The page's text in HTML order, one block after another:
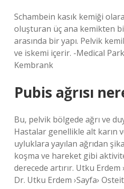
Schambein kasık kemiği
oluşturan üç ana kemikten
arasında bir yapı. Pelvik
ve iskemi içerir. -Medical
Kembrank
Pubis ağrısı
Bu, pelvik bölgede ağrı ve
Hastalar genellikle alt karın
uyluklara yayılan ağrıdan
koşma ve hareket gibi
derecede artırır. Utku Erdem
Dr. Utku Erdem ›Sayfa›